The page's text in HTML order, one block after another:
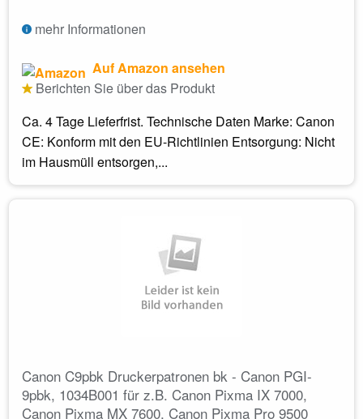
mehr Informationen
Auf Amazon ansehen
Berichten Sie über das Produkt
Ca. 4 Tage Lieferfrist. Technische Daten Marke: Canon
CE: Konform mit den EU-Richtlinien Entsorgung: Nicht
im Hausmüll entsorgen,...
Canon C9pbk Druckerpatronen bk - Canon PGI-
9pbk, 1034B001 für z.B. Canon Pixma IX 7000,
Canon Pixma MX 7600, Canon Pixma Pro 9500